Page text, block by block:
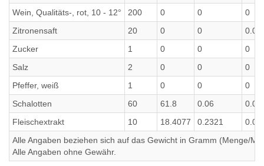
Wein, Qualitäts-, rot, 10 - 12°
200 0 0
0
Zitronensaft
20 0 0
Zucker
1 0 0
0
Salz
2 0 0
0
Pfeffer, weiß
1 0 0
0
Schalotten
60 61.8 0.06
0.03
Fleischextrakt
10 18.4077 0.2321
Alle Angaben beziehen sich auf das Gewicht in Gramm (Menge/
Alle Angaben ohne Gewähr.